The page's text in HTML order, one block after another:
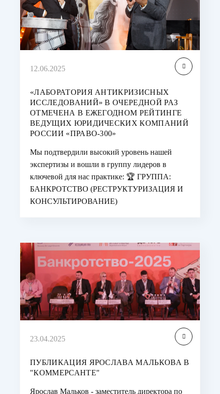
12.06.2025
«ЛАБОРАТОРИЯ АНТИКРИЗИСНЫХ
ИССЛЕДОВАНИЙ» В ОЧЕРЕДНОЙ РАЗ
ОТМЕЧЕНА В ЕЖЕГОДНОМ РЕЙТИНГЕ
ВЕДУЩИХ ЮРИДИЧЕСКИХ КОМПАНИЙ
РОССИИ «ПРАВО-300»
Мы подтвердили высокий уровень нашей
экспертизы и вошли в группу лидеров в
ключевой для нас практике: 🏆 ГРУППА:
БАНКРОТСТВО (РЕСТРУКТУРИЗАЦИЯ И
КОНСУЛЬТИРОВАНИЕ)
23.04.2025
ПУБЛИКАЦИЯ ЯРОСЛАВА МАЛЬКОВА В
"КОММЕРСАНТЕ"
Ярослав Мальков - заместитель директора по